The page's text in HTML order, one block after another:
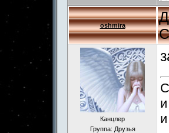
oshmira
Канцлер
Группа: Друзья